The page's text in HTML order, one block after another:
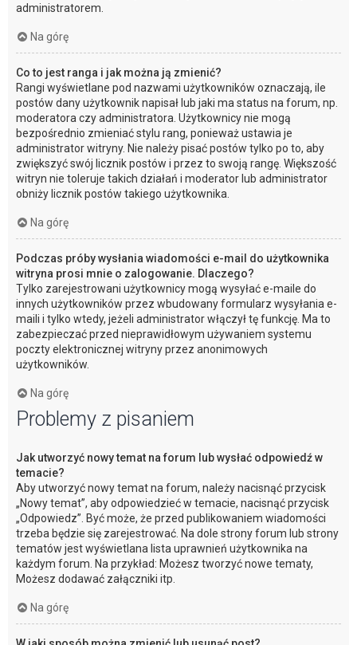
administratorem.
Na górę
Co to jest ranga i jak można ją zmienić?
Rangi wyświetlane pod nazwami użytkowników oznaczają, ile
postów dany użytkownik napisał lub jaki ma status na forum, np.
moderatora czy administratora. Użytkownicy nie mogą
bezpośrednio zmieniać stylu rang, ponieważ ustawia je
administrator witryny. Nie należy pisać postów tylko po to, aby
zwiększyć swój licznik postów i przez to swoją rangę. Większość
witryn nie toleruje takich działań i moderator lub administrator
obniży licznik postów takiego użytkownika.
Na górę
Podczas próby wysłania wiadomości e-mail do użytkownika
witryna prosi mnie o zalogowanie. Dlaczego?
Tylko zarejestrowani użytkownicy mogą wysyłać e-maile do
innych użytkowników przez wbudowany formularz wysyłania e-
maili i tylko wtedy, jeżeli administrator włączył tę funkcję. Ma to
zabezpieczać przed nieprawidłowym używaniem systemu
poczty elektronicznej witryny przez anonimowych
użytkowników.
Na górę
Problemy z pisaniem
Jak utworzyć nowy temat na forum lub wysłać odpowiedź w
temacie?
Aby utworzyć nowy temat na forum, należy nacisnąć przycisk
„Nowy temat”, aby odpowiedzieć w temacie, nacisnąć przycisk
„Odpowiedz”. Być może, że przed publikowaniem wiadomości
trzeba będzie się zarejestrować. Na dole strony forum lub strony
tematów jest wyświetlana lista uprawnień użytkownika na
każdym forum. Na przykład: Możesz tworzyć nowe tematy,
Możesz dodawać załączniki itp.
Na górę